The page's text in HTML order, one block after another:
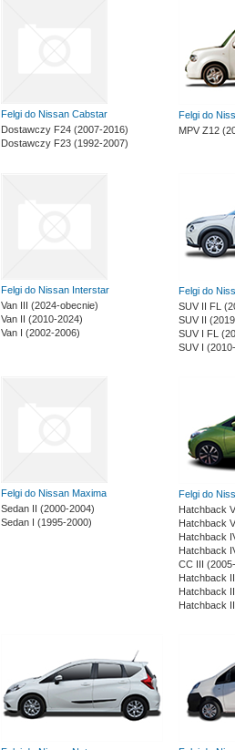
Felgi do Nissan Cabstar
Dostawczy F24 (2007-2016)
Dostawczy F23 (1992-2007)
Felgi do
MPV Z12
Felgi do Nissan Interstar
Van III (2024-obecnie)
Van II (2010-2024)
Van I (2002-2006)
Felgi do
SUV II FL
SUV II
SUV I FL
SUV I
Felgi do Nissan Maxima
Sedan II (2000-2004)
Sedan I (1995-2000)
Felgi do
Hatchback
Hatchback
Hatchback
Hatchback
CC III
Hatchback
Hatchback
Hatchback